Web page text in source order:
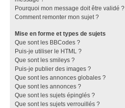
Pourquoi mon message doit être validé ?
Comment remonter mon sujet ?
Mise en forme et types de sujets
Que sont les BBCodes ?
Puis-je utiliser le HTML ?
Que sont les smileys ?
Puis-je publier des images ?
Que sont les annonces globales ?
Que sont les annonces ?
Que sont les sujets épinglés ?
Que sont les sujets verrouillés ?